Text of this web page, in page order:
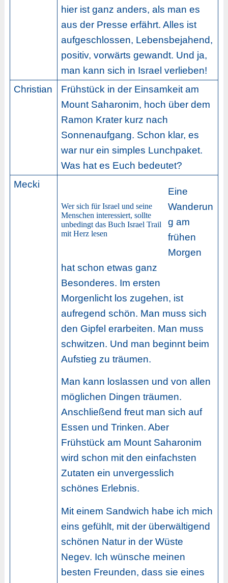
hier ist ganz anders, als man es
aus der Presse erfährt. Alles ist
aufgeschlossen, Lebensbejahend,
positiv, vorwärts gewandt. Und ja,
man kann sich in Israel verlieben!
Christian
Frühstück in der Einsamkeit am
Mount Saharonim, hoch über dem
Ramon Krater kurz nach
Sonnenaufgang. Schon klar, es
war nur ein simples Lunchpaket.
Was hat es Euch bedeutet?
Mecki
Wer sich für Israel und seine
Menschen interessiert, sollte
unbedingt das Buch Israel Trail
mit Herz lesen
Eine
Wanderun
g am
frühen
Morgen
hat schon etwas ganz
Besonderes. Im ersten
Morgenlicht los zugehen, ist
aufregend schön. Man muss sich
den Gipfel erarbeiten. Man muss
schwitzen. Und man beginnt beim
Aufstieg zu träumen.
Man kann loslassen und von allen
möglichen Dingen träumen.
Anschließend freut man sich auf
Essen und Trinken. Aber
Frühstück am Mount Saharonim
wird schon mit den einfachsten
Zutaten ein unvergesslich
schönes Erlebnis.
Mit einem Sandwich habe ich mich
eins gefühlt, mit der überwältigend
schönen Natur in der Wüste
Negev. Ich wünsche meinen
besten Freunden, dass sie eines